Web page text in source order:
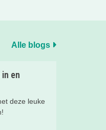
Alle blogs
en
deze leuke